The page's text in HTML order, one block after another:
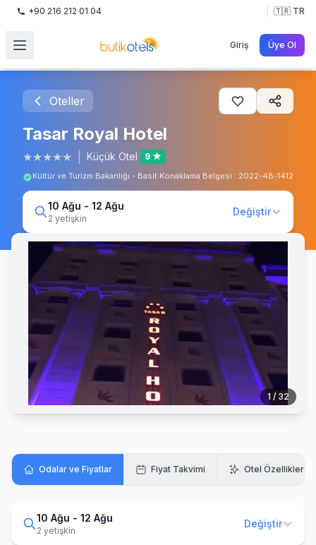
+90 216 212 01 04 🇹🇷 TR
Giriş Üye Ol
Oteller
Tasar Royal Hotel
★★★★★ Küçük Otel 9 ★
Kültür ve Turizm Bakanlığı - Basit Konaklama Belgesi : 2022-48-1412
10 Ağu - 12 Ağu
2 yetişkin
Değiştir
1 / 32
Odalar ve Fiyatlar Fiyat Takvimi Otel Özellikleri
10 Ağu - 12 Ağu
2 yetişkin
Değiştir